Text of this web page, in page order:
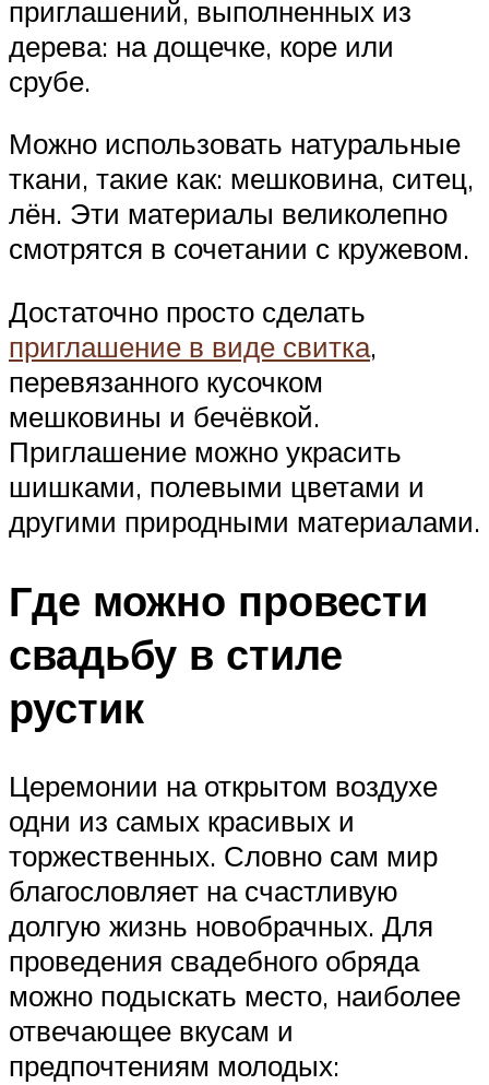
приглашений, выполненных из
дерева: на дощечке, коре или
срубе.
Можно использовать натуральные
ткани, такие как: мешковина, ситец,
лён. Эти материалы великолепно
смотрятся в сочетании с кружевом.
Достаточно просто сделать
приглашение в виде свитка,
перевязанного кусочком
мешковины и бечёвкой.
Приглашение можно украсить
шишками, полевыми цветами и
другими природными материалами.
Где можно провести
свадьбу в стиле
рустик
Церемонии на открытом воздухе
одни из самых красивых и
торжественных. Словно сам мир
благословляет на счастливую
долгую жизнь новобрачных. Для
проведения свадебного обряда
можно подыскать место, наиболее
отвечающее вкусам и
предпочтениям молодых: